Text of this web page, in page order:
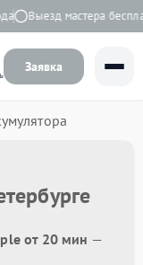
Выезд мастера
Заявка
от 20 мин —